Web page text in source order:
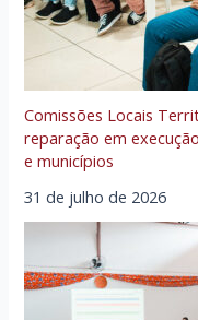
Comissões Locais
reparação em
e municípios
31 de julho de 2026